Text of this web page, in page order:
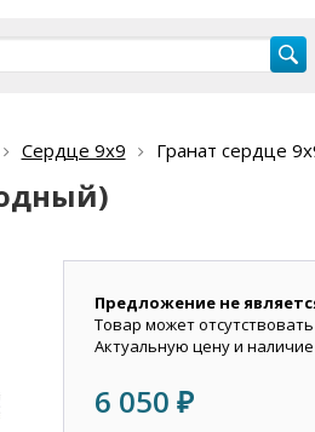
Сердце 9х9 Гранат сердце
Предложение не
Товар может
Актуальную цену и
6 050 ₽